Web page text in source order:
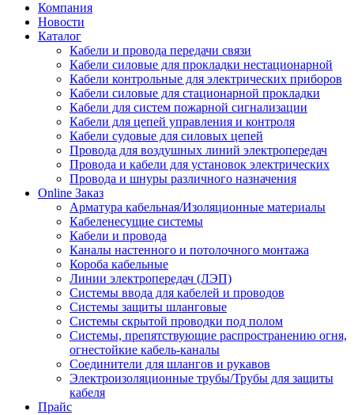
Компания
Новости
Каталог
Кабели и провода передачи связи
Кабели силовые для прокладки нестационарной
Кабели контрольные для электрических приборов
Кабели силовые для стационарной прокладки
Кабели для систем пожарной сигнализации
Кабели для цепей управления и контроля
Кабели судовые для силовых цепей
Провода для воздушных линий электропередач
Провода и кабели для установок электрических
Провода и шнуры различного назначения
Online Заказ
Арматура кабельная/Изоляционные материалы
Кабеленесущие системы
Кабели и провода
Каналы настенного и потолочного монтажа
Короба кабельные
Линии электропередач (ЛЭП)
Системы ввода для кабелей и проводов
Системы защиты шланговые
Системы скрытой проводки под полом
Системы, препятствующие распространению огня,
огнестойкие кабель-каналы
Соединители для шлангов и рукавов
Электроизоляционные трубы/Трубы для защиты
кабеля
Прайс